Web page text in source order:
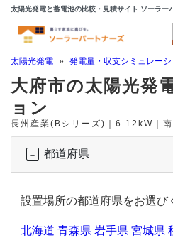
太陽光発電と蓄電池の比較・見積サイト ソーラー
太陽光発電 » 発電量・収支シミュレーシ
大府市の太陽光発
ョン
長州産業(Bシリーズ)｜6.12kW｜
都道府県
設置場所の都道府県をお選び
北海道 青森県 岩手県 宮城県